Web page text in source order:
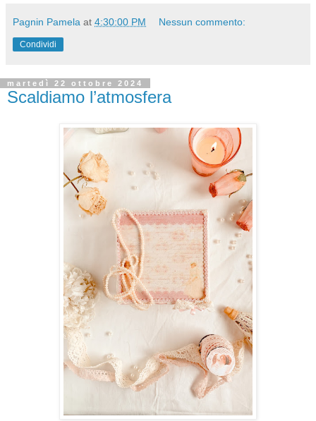
Pagnin Pamela at 4:30:00 PM Nessun commento:
Condividi
martedì 22 ottobre 2024
Scaldiamo l’atmosfera